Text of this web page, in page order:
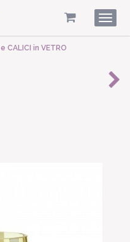
e CALICI in VETRO